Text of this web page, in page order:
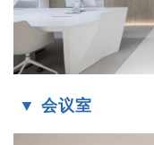
▼ 会议室